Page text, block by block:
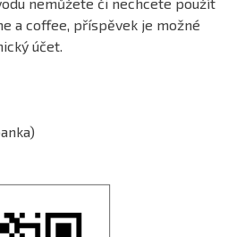
a coffee, příspěvek je možné
účet.